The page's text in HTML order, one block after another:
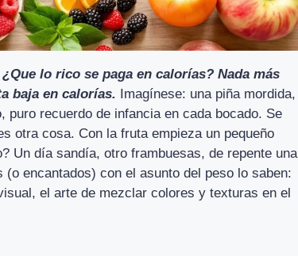
lo rico se paga en calorías? Nada más
baja en calorías. Imagínese: una piña mordida,
recuerdo de infancia en cada bocado. Se
otra cosa. Con la fruta empieza un pequeño
Un día sandía, otro frambuesas, de repente una
encantados) con el asunto del peso lo saben:
el arte de mezclar colores y texturas en el